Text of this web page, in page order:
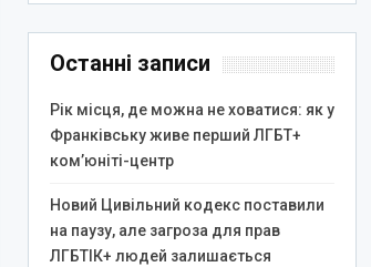
Останні записи
Рік місця, де можна не ховатися: як у
Франківську живе перший ЛГБТ+
ком’юніті-центр
Новий Цивільний кодекс поставили
на паузу, але загроза для прав
ЛГБТІК+ людей залишається